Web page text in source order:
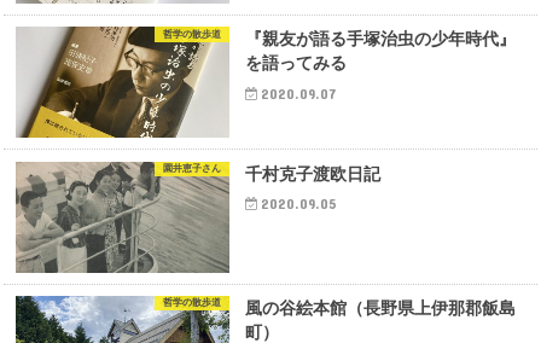
哲学の散歩道
『親友が語る手塚治虫の少年時代』
を語ってみる
2020.09.07
園井恵子さん 千村克子渡欧日記
2020.09.05
哲学の散歩道
風の谷絵本館（長野県上伊那郡飯島
町）